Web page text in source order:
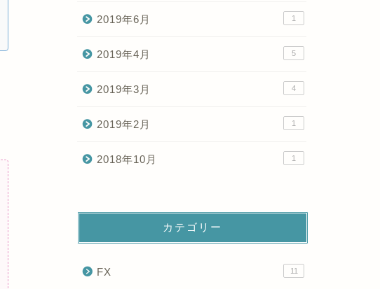
2019年6月 1
2019年4月 5
2019年3月 4
2019年2月 1
2018年10月 1
カテゴリー
FX 11